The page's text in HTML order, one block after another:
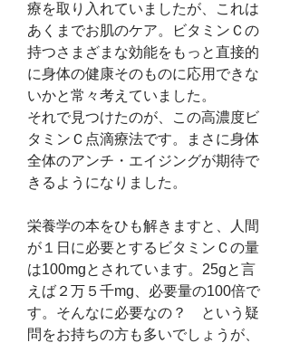
療を取り入れていましたが、これは
あくまでお肌のケア。ビタミンＣの
持つさまざまな効能をもっと直接的
に身体の健康そのものに応用できな
いかと常々考えていました。
それで見つけたのが、この高濃度ビ
タミンＣ点滴療法です。まさに身体
全体のアンチ・エイジングが期待で
きるようになりました。
栄養学の本をひも解きますと、人間
が１日に必要とするビタミンＣの量
は100mgとされています。25gと言
えば２万５千mg、必要量の100倍で
す。そんなに必要なの？　という疑
問をお持ちの方も多いでしょうが、